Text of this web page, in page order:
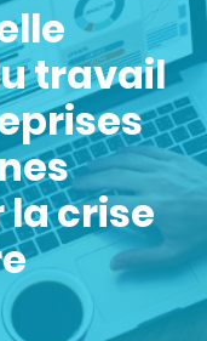
travail
crise